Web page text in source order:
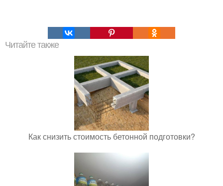
Читайте также
Как снизить стоимость бетонной подготовки?